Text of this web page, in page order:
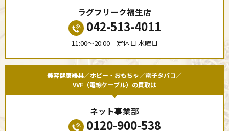
ラグフリーク福生店
042-513-4011
11:00〜20:00 定休日 水曜日
美容健康器具／ホビー・おもちゃ／電子タバコ／
VVF（電線ケーブル）の買取は
ネット事業部
0120-900-538